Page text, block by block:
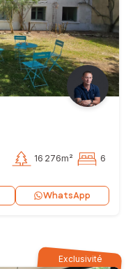
16 276m² 6
WhatsApp
Exclusivité